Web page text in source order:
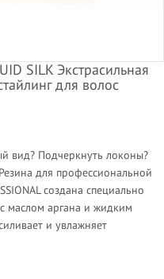
SILK Экстрасильная
для волос
вид? Подчеркнуть локоны?
для профессиональной
создана специально
маслом аргана и жидким
и увлажняет